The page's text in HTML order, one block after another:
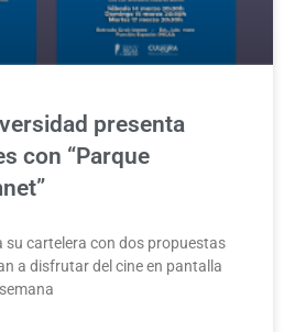
presenta
con “Parque
su cartelera con dos propuestas
a disfrutar del cine en pantalla